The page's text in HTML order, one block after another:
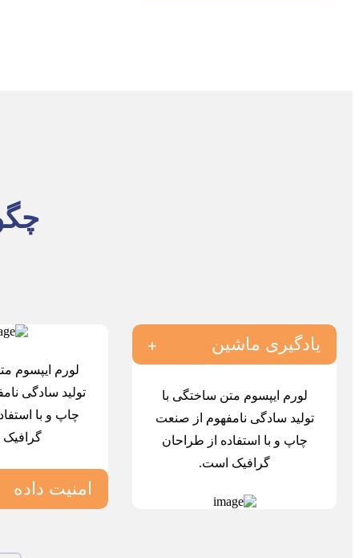
لورم ایپسوم متن ساختگی با
تولید سادگی نامفهوم از صنعت
چاپ و با استفاده از طراحان
گرافیک است.
یادگیری ماشین
لورم ایپسوم
تولید سادگی
چاپ و با
امنیت داده